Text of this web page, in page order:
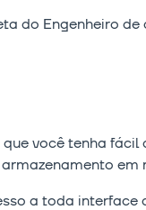
do Engenheiro
você tenha
a toda